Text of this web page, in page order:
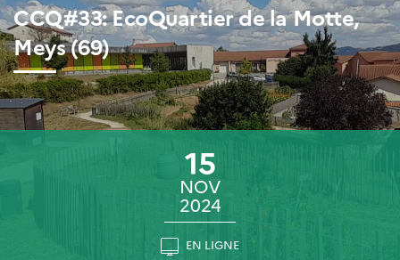
CCQ#33: EcoQuartier de la Motte,
Meys (69)
15
NOV
2024
EN LIGNE